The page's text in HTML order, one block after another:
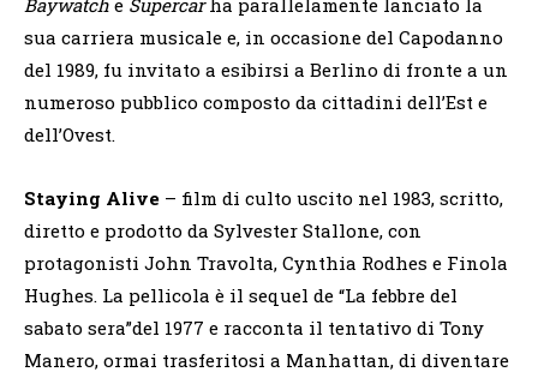
sua carriera musicale e, in occasione del Capodanno
del 1989, fu invitato a esibirsi a Berlino di fronte a un
numeroso pubblico composto da cittadini dell’Est e
dell’Ovest.
Staying Alive – film di culto uscito nel 1983, scritto,
diretto e prodotto da Sylvester Stallone, con
protagonisti John Travolta, Cynthia Rodhes e Finola
Hughes. La pellicola è il sequel de “La febbre del
sabato sera”del 1977 e racconta il tentativo di Tony
Manero, ormai trasferitosi a Manhattan, di diventare